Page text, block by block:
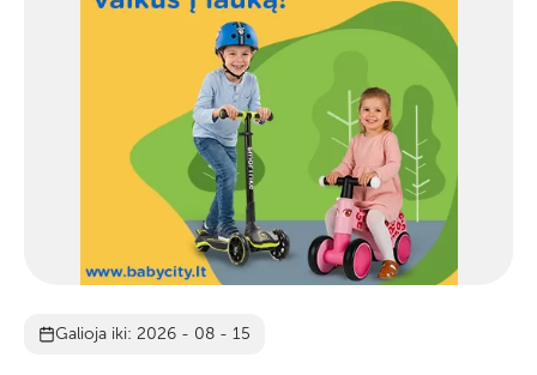
Galioja iki: 2026 - 08 - 15